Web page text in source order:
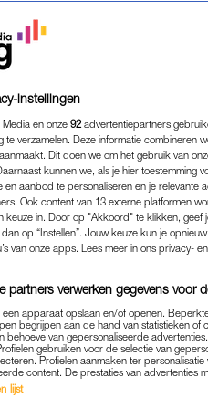
EEN
DR.
30-03-2025 |
is welke
instellingen
en onze 92 advertentiepartners
te verzamelen. Deze informatie combineren
Dit doen we om het gebruik van
kunnen we, als je hier toestemming
en aanbod te personaliseren en je relevante
Ook content van 13 externe platformen
keuze in. Door op "Akkoord" te klikken,
op “Instellen”. Jouw keuze kun je
van onze apps. Lees meer in ons privacy-
partners verwerken gegevens voor
apparaat opslaan en/of openen.
begrijpen aan de hand van statistieken of
behoeve van gepersonaliseerde
gebruiken voor de selectie van
Profielen aanmaken ter
content. De prestaties van advertenties
lijst